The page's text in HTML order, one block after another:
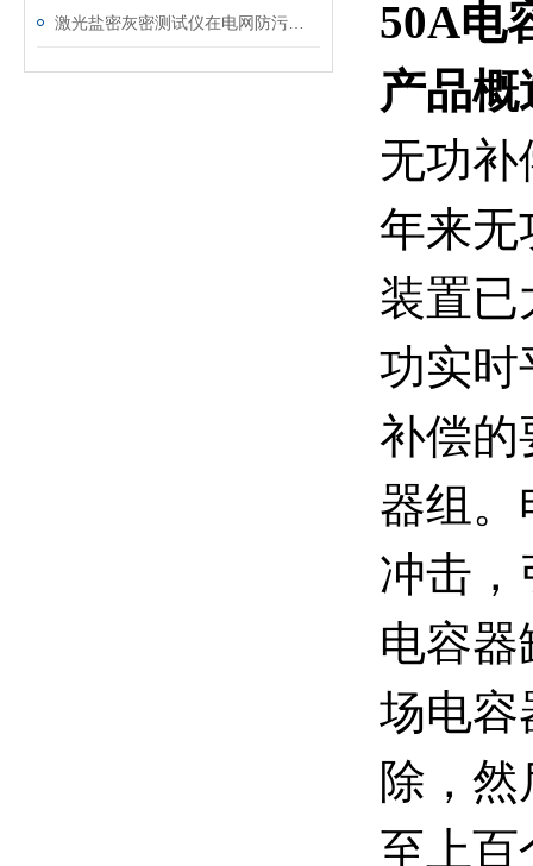
50A电
产品概
无功
年来无
装置已
功实时
补偿的
器组。
冲击，
电容
场电容
除，
至上百